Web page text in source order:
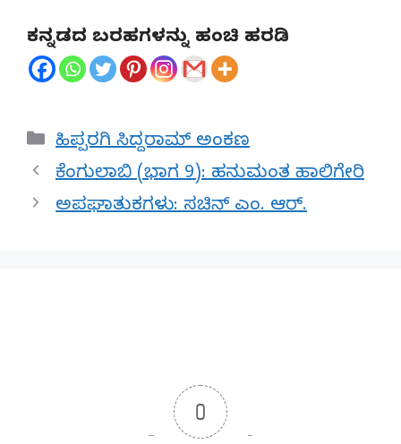
ಕನ್ನಡದ ಬರಹಗಳನ್ನು ಹಂಚಿ ಹರಡಿ
Categories
ಹಿಪ್ಪರಗಿ ಸಿದ್ದರಾಮ್ ಅಂಕಣ
ಕೆಂಗುಲಾಬಿ (ಭಾಗ 9): ಹನುಮಂತ ಹಾಲಿಗೇರಿ
ಅಪಘಾತುಕಗಳು: ಸಚಿನ್ ಎಂ. ಆರ್.
0